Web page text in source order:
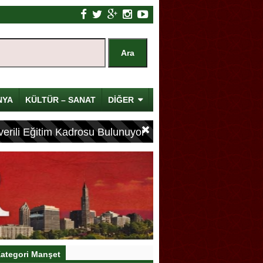
KÜLTÜR – SANAT DİĞER
Eğitim Kadrosu Bulunuyor
Manşet